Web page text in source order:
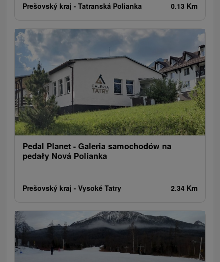
Prešovský kraj - Tatranská Polianka 0.13 Km
Pedal Planet - Galeria samochodów na
pedały Nová Polianka
Prešovský kraj - Vysoké Tatry 2.34 Km